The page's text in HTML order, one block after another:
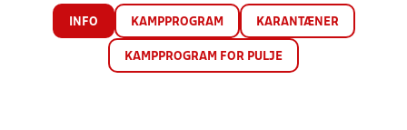
INFO KAMPPROGRAM KARANTÆNER
KAMPPROGRAM FOR PULJE